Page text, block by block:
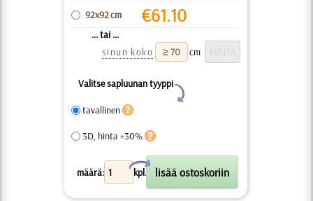
92x92 cm €61.10
... tai ...
sinun koko
cm
Valitse sapluunan tyyppi
Y
tavallinen
3D, hinta +30%
määrä: kpl.
X